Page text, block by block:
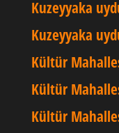
Kuzeyyaka
Kuzeyyaka
Kültür
Kültür
Kültür